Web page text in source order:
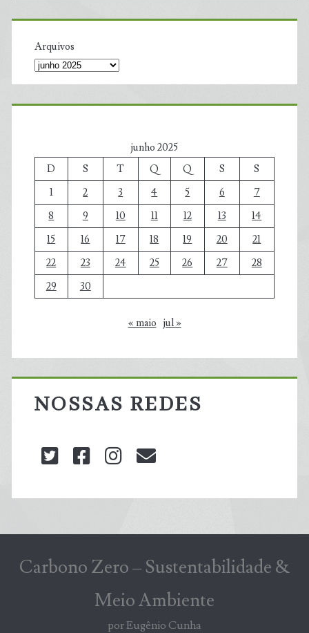
Arquivos
junho 2025
D
S T Q Q S
S
1
2 3 4 5 6
7
8
9 10 11 12 13
14
15
16 17 18 19 20
21
22
23 24 25 26 27
28
29
30
« maio jul »
NOSSAS REDES
twitterfacebookinstagram
Carbono Zero – Sustentabilidade &
Meio Ambiente
por Eugênio Cunha